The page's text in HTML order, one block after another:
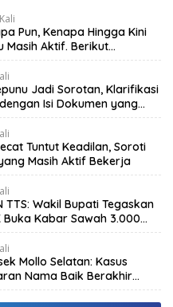
Pun, Kenapa Hingga Kini
Masih Aktif. Berikut
TTS.
Jadi Sorotan, Klarifikasi
Isi Dokumen yang
Tuntut Keadilan, Soroti
Masih Aktif Bekerja
TTS: Wakil Bupati Tegaskan
Kabar Sawah 3.000
Mollo Selatan: Kasus
Nama Baik Berakhir